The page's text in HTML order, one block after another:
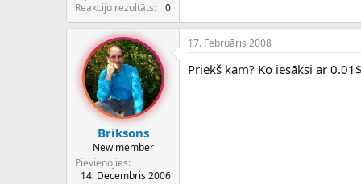
c
ē
Reakciju rezultāts
0
Briksons
New member
Pievienojies
14. Decembris 2006
17. Februāris 2008
Priekš kam? Ko iesāksi ar